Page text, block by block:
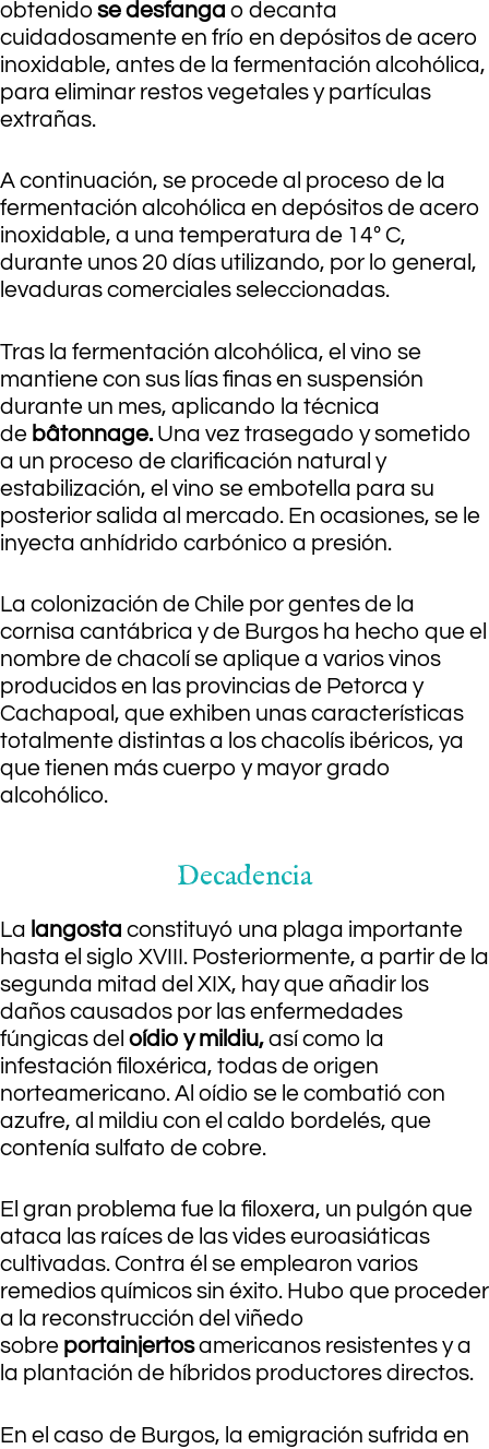
obtenidose desfanga o decanta
cuidadosamente en frío en depósitos de acero
inoxidable, antes de la fermentación alcohólica,
para eliminar restos vegetales y partículas
extrañas.
A continuación, se procede al proceso de la
fermentación alcohólica en depósitos de acero
inoxidable, a una temperatura de 14º C,
durante unos 20 días utilizando, por lo general,
levaduras comerciales seleccionadas.
Tras la fermentación alcohólica, el vino se
mantiene con sus lías finas en suspensión
durante un mes, aplicando la técnica
de bâtonnage. Una vez trasegado y sometido
a un proceso de clarificación natural y
estabilización, el vino se embotella para su
posterior salida al mercado. En ocasiones, se le
inyecta anhídrido carbónico a presión.
La colonización de Chile por gentes de la
cornisa cantábrica y de Burgos ha hecho que el
nombre de chacolí se aplique a varios vinos
producidos en las provincias de Petorca y
Cachapoal, que exhiben unas características
totalmente distintas a los chacolís ibéricos, ya
que tienen más cuerpo y mayor grado
alcohólico.
Decadencia
La langosta constituyó una plaga importante
hasta el siglo XVIII. Posteriormente, a partir de la
segunda mitad del XIX, hay que añadir los
daños causados por las enfermedades
fúngicas del oídio y mildiu,así como la
infestación filoxérica, todas de origen
norteamericano. Al oídio se le combatió con
azufre, al mildiu con el caldo bordelés, que
contenía sulfato de cobre.
El gran problema fue la filoxera, un pulgón que
ataca las raíces de las vides euroasiáticas
cultivadas. Contra él se emplearon varios
remedios químicos sin éxito. Hubo que proceder
a la reconstrucción del viñedo
sobre portainjertosamericanos resistentes y a
la plantación de híbridos productores directos.
En el caso de Burgos, la emigración sufrida en